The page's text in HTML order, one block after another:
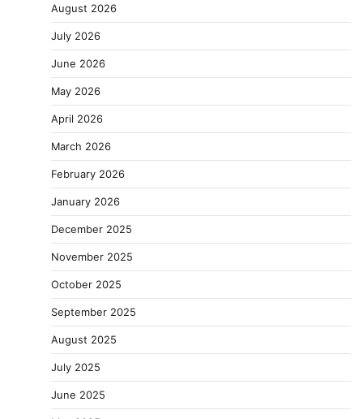
August 2026
July 2026
June 2026
May 2026
April 2026
March 2026
February 2026
January 2026
December 2025
November 2025
October 2025
September 2025
August 2025
July 2025
June 2025